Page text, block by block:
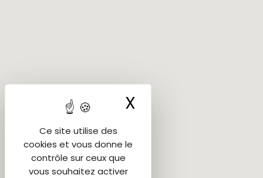
Ce site utilise des
cookies et vous donne le
contrôle sur ceux que
vous souhaitez activer
X